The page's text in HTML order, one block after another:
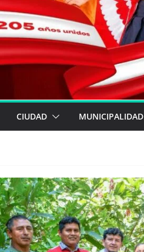
CIUDAD MUNICIPALIDAD